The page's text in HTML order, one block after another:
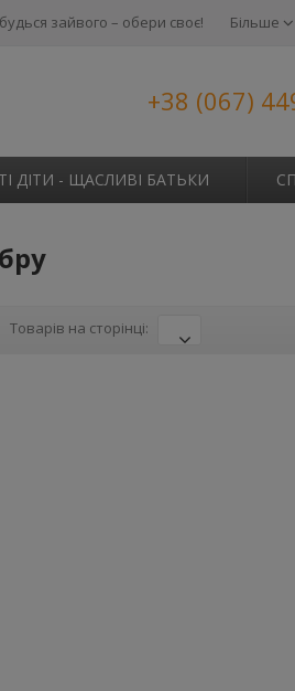
зайвого – обери своє! Більше
+38 (067)
ДІТИ - ЩАСЛИВІ БАТЬКИ
Товарів на сторінці: